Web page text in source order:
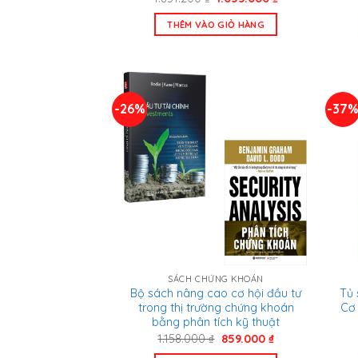
là:
1.851.200 ₫.
THÊM VÀO GIỎ HÀNG
-26%
SÁCH CHỨNG KHOÁN
Bộ sách nâng cao cơ hội đầu tư
trong thị trường chứng khoán
bằng phân tích kỹ thuật
1.158.000₫ Giá
859.000 ₫Giá
-37%
Tủ